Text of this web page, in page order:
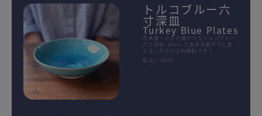
トルコブルー六
寸深皿
Turkey Blue Plates
荒木漢一さんの爽やかなトルコブルー
六寸深皿-18cm-が食卓を鮮やかに変
える。今なら送料無料です！
税込3,740円